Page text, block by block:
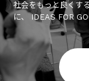
社会をもっと良くす
に、 IDEAS FOR